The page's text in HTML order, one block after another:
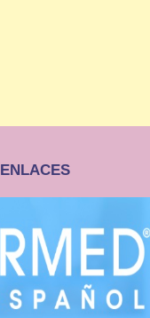
ENLACES